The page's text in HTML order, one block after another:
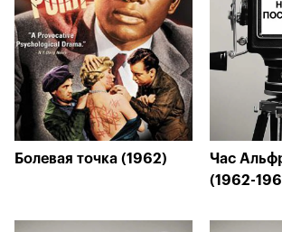
Болевая точка (1962)
Час
(1962-